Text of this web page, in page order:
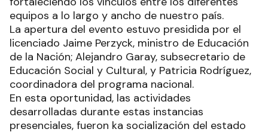
equipos a lo largo y ancho de nuestro país.
La apertura del evento estuvo presidida por el
licenciado Jaime Perzyck, ministro de Educación
de la Nación; Alejandro Garay, subsecretario de
Educación Social y Cultural, y Patricia Rodríguez,
coordinadora del programa nacional.
En esta oportunidad, las actividades
desarrolladas durante estas instancias
presenciales, fueron ka socialización del estado